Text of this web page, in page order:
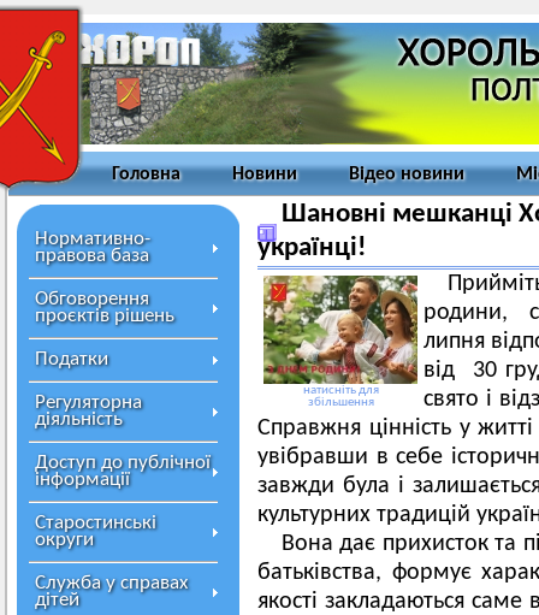
Головна Новини Відео новини
Нормативно-
правова база
Обговорення
проєктів рішень
Податки
Регуляторна
діяльність
Доступ до публічної
інформації
Старостинські
округи
Служба у справах
дітей
Шановні мешканці
українці!
натисніть для
збільшення
родини,
липня
від 30
свято і
Справжня цінність у
увібравши в себе
завжди була і
культурних традицій
Вона дає прихисток та
батьківства, формує
якості закладаються саме